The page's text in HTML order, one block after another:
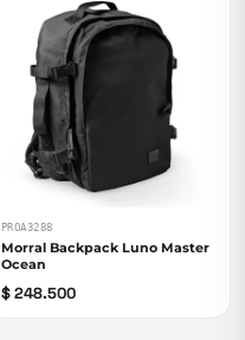
PROA3288
Morral Backpack Luno Master
Ocean
$ 248.500